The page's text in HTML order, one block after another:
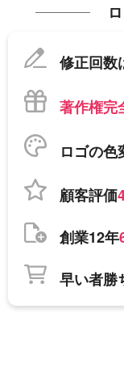
修正回数
著作権完
ロゴの色
顧客評価
創業12年
早い者勝